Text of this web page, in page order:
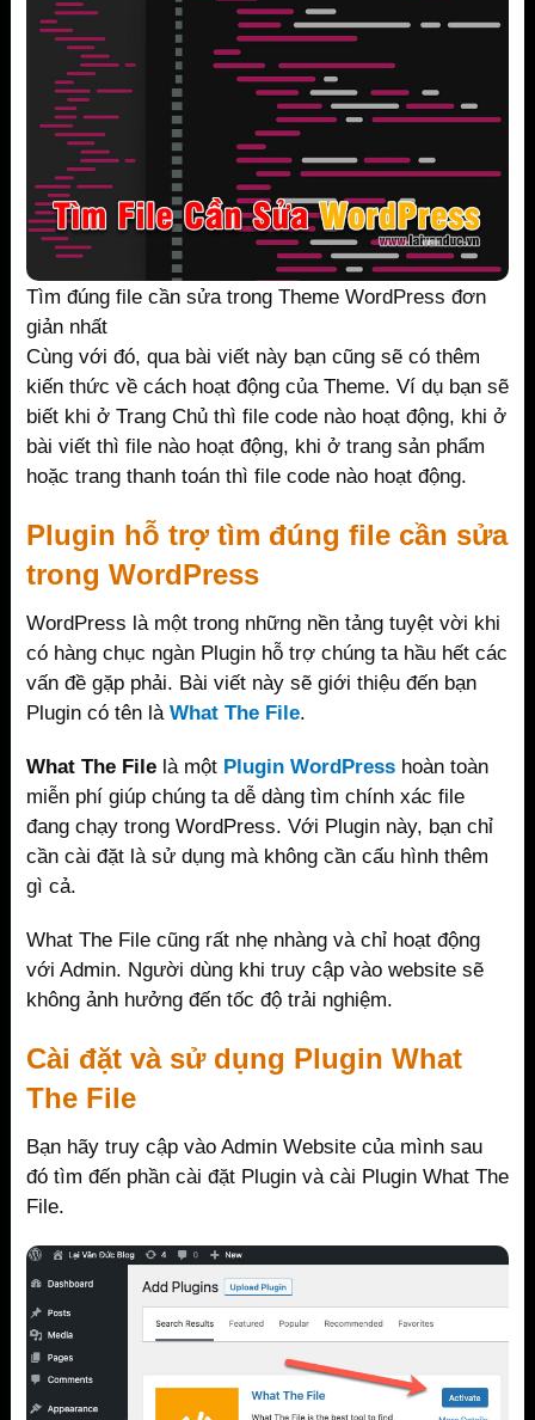
Tìm đúng file cần sửa trong Theme WordPress đơn
giản nhất
Cùng với đó, qua bài viết này bạn cũng sẽ có thêm
kiến thức về cách hoạt động của Theme. Ví dụ bạn sẽ
biết khi ở Trang Chủ thì file code nào hoạt động, khi ở
bài viết thì file nào hoạt động, khi ở trang sản phẩm
hoặc trang thanh toán thì file code nào hoạt động.
Plugin hỗ trợ tìm đúng file cần sửa
trong WordPress
WordPress là một trong những nền tảng tuyệt vời khi
có hàng chục ngàn Plugin hỗ trợ chúng ta hầu hết các
vấn đề gặp phải. Bài viết này sẽ giới thiệu đến bạn
Plugin có tên là What The File.
What The Filelà một Plugin WordPresshoàn toàn
miễn phí giúp chúng ta dễ dàng tìm chính xác file
đang chạy trong WordPress. Với Plugin này, bạn chỉ
cần cài đặt là sử dụng mà không cần cấu hình thêm
gì cả.
What The File cũng rất nhẹ nhàng và chỉ hoạt động
với Admin. Người dùng khi truy cập vào website sẽ
không ảnh hưởng đến tốc độ trải nghiệm.
Cài đặt và sử dụng Plugin What
The File
Bạn hãy truy cập vào Admin Website của mình sau
đó tìm đến phần cài đặt Plugin và cài Plugin What The
File.